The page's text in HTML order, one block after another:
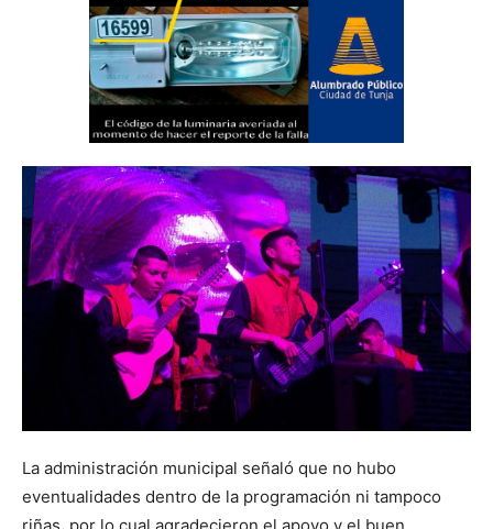
La administración municipal señaló que no hubo
eventualidades dentro de la programación ni tampoco